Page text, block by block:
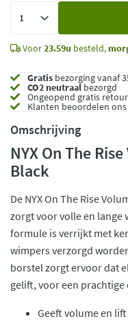
Voor23.59u besteld,
Gratis bezorging vanaf
CO2 neutraalbezorgd
Ongeopend gratis
Klanten beoordelen
Omschrijving
NYX On The
Black
De NYX On The Rise
zorgt voor volle en lange
formule is verrijkt met
wimpers verzorgd
borstel zorgt ervoor dat
gelift, voor een prachtige
Geeft volume en